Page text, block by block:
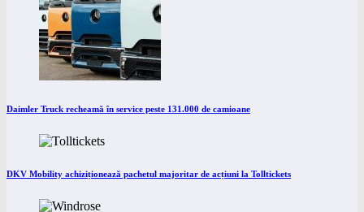
Daimler Truck recheamă în service peste 131.000 de camioane
DKV Mobility achiziționează pachetul majoritar de acțiuni la Tolltickets